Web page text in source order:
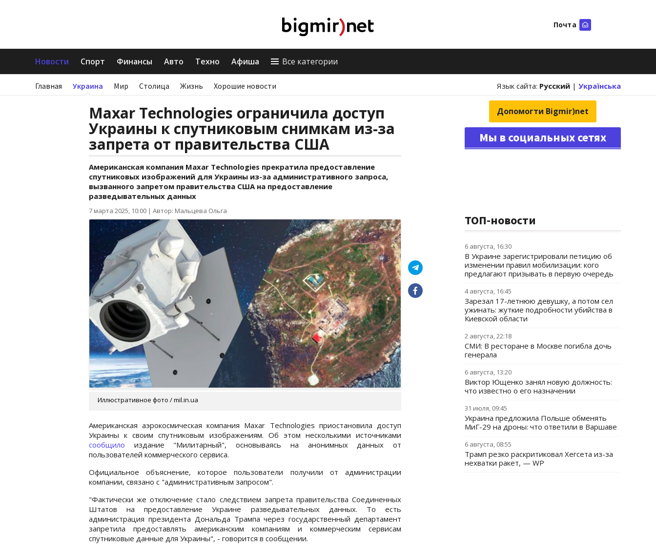
Почта
Новости Спорт Финансы Авто Техно Афиша Все категории
Главная Украина Мир Столица Жизнь Хорошие новости Язык сайта: Русский | Українська
Maxar Technologies ограничила доступ
Украины к спутниковым снимкам из-за
запрета от правительства США
Американская компания Maxar Technologies прекратила предоставление
спутниковых изображений для Украины из-за административного запроса,
вызванного запретом правительства США на предоставление
разведывательных данных
7 марта 2025, 10:00 | Автор: Мальцева Ольга
Иллюстративное фото / mil.in.ua
Американская аэрокосмическая компания Maxar Technologies приостановила доступ
Украины к своим спутниковым изображениям. Об этом несколькими источниками
сообщило издание "Милитарный", основываясь на анонимных данных от
пользователей коммерческого сервиса.
Официальное объяснение, которое пользователи получили от администрации
компании, связано с "административным запросом".
"Фактически же отключение стало следствием запрета правительства Соединенных
Штатов на предоставление Украине разведывательных данных. То есть
администрация президента Дональда Трампа через государственный департамент
запретила предоставлять американским компаниям и коммерческим сервисам
спутниковые данные для Украины", - говорится в сообщении.
Допомогти Bigmir)net
Мы в социальных сетях
ТОП-новости
6 августа, 16:30
В Украине зарегистрировали петицию об
изменении правил мобилизации: кого
предлагают призывать в первую очередь
4 августа, 16:45
Зарезал 17-летнюю девушку, а потом сел
ужинать: жуткие подробности убийства в
Киевской области
2 августа, 22:18
СМИ: В ресторане в Москве погибла дочь
генерала
6 августа, 13:20
Виктор Ющенко занял новую должность:
что известно о его назначении
31 июля, 09:45
Украина предложила Польше обменять
МиГ-29 на дроны: что ответили в Варшаве
6 августа, 08:55
Трамп резко раскритиковал Хегсета из-за
нехватки ракет, — WP